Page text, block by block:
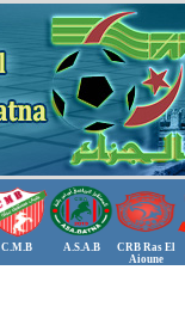
C.M.B A.S.A.B
CRB Ras El
Aioune